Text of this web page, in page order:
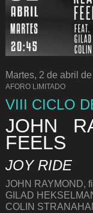
Martes, 2 de abril
AFORO LIMITADO
VIII CICLO
JOHN
FEELS
JOY RIDE
JOHN RAYMOND,
GILAD
COLIN